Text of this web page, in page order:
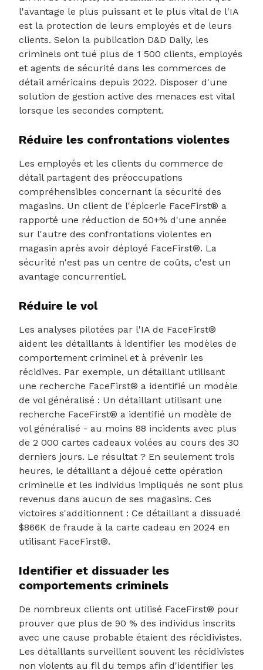
l'avantage le plus puissant et le plus vital de l'IA
est la protection de leurs employés et de leurs
clients. Selon la publication D&D Daily, les
criminels ont tué plus de 1 500 clients, employés
et agents de sécurité dans les commerces de
détail américains depuis 2022. Disposer d'une
solution de gestion active des menaces est vital
lorsque les secondes comptent.
Réduire les confrontations violentes
Les employés et les clients du commerce de
détail partagent des préoccupations
compréhensibles concernant la sécurité des
magasins. Un client de l'épicerie FaceFirst® a
rapporté une réduction de 50+% d'une année
sur l'autre des confrontations violentes en
magasin après avoir déployé FaceFirst®. La
sécurité n'est pas un centre de coûts, c'est un
avantage concurrentiel.
Réduire le vol
Les analyses pilotées par l'IA de FaceFirst®
aident les détaillants à identifier les modèles de
comportement criminel et à prévenir les
récidives. Par exemple, un détaillant utilisant
une recherche FaceFirst® a identifié un modèle
de vol généralisé : Un détaillant utilisant une
recherche FaceFirst® a identifié un modèle de
vol généralisé - au moins 88 incidents avec plus
de 2 000 cartes cadeaux volées au cours des 30
derniers jours. Le résultat ? En seulement trois
heures, le détaillant a déjoué cette opération
criminelle et les individus impliqués ne sont plus
revenus dans aucun de ses magasins. Ces
victoires s'additionnent : Ce détaillant a dissuadé
$866K de fraude à la carte cadeau en 2024 en
utilisant FaceFirst®.
Identifier et dissuader les
comportements criminels
De nombreux clients ont utilisé FaceFirst® pour
prouver que plus de 90 % des individus inscrits
avec une cause probable étaient des récidivistes.
Les détaillants surveillent souvent les récidivistes
non violents au fil du temps afin d'identifier les